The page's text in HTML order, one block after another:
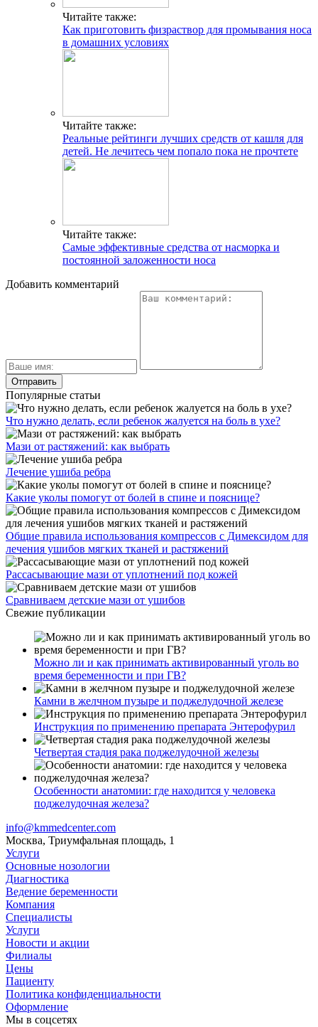
Читайте также:
Как приготовить физраствор для промывания носа
в домашних условиях
Читайте также:
Реальные рейтинги лучших средств от кашля для
детей. Не лечитесь чем попало пока не прочтете
Читайте также:
Самые эффективные средства от насморка и
постоянной заложенности носа
Добавить комментарий
Популярные статьи
Что нужно делать, если ребенок жалуется на боль в ухе?
Мази от растяжений: как выбрать
Лечение ушиба ребра
Какие уколы помогут от болей в спине и пояснице?
Общие правила использования компрессов с Димексидом для
лечения ушибов мягких тканей и растяжений
Рассасывающие мази от уплотнений под кожей
Сравниваем детские мази от ушибов
Свежие публикации
Можно ли и как принимать активированный уголь во
время беременности и при ГВ?
Камни в желчном пузыре и поджелудочной железе
Инструкция по применению препарата Энтерофурил
Четвертая стадия рака поджелудочной железы
Особенности анатомии: где находится у человека
поджелудочная железа?
info@kmmedcenter.com
Москва, Триумфальная площадь, 1
Услуги
Основные нозологии
Диагностика
Ведение беременности
Компания
Специалисты
Услуги
Новости и акции
Филиалы
Цены
Пациенту
Политика конфиденциальности
Оформление
Мы в соцсетях